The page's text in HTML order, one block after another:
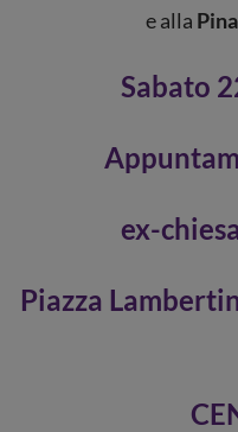
e alla
Sabato
ex-
Piazza